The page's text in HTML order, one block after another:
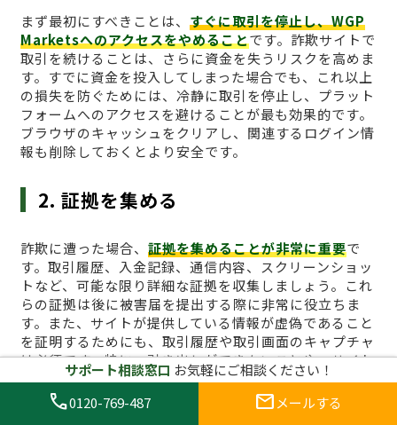
まず最初にすべきことは、 すぐに取引を停止し、WGP
Marketsへのアクセスをやめることです。詐欺サイトで
取引を続けることは、さらに資金を失うリスクを高めま
す。すでに資金を投入してしまった場合でも、これ以上
の損失を防ぐためには、冷静に取引を停止し、プラット
フォームへのアクセスを避けることが最も効果的です。
ブラウザのキャッシュをクリアし、関連するログイン情
報も削除しておくとより安全です。
2. 証拠を集める
詐欺に遭った場合、 証拠を集めることが非常に重要で
す。取引履歴、入金記録、通信内容、スクリーンショッ
トなど、可能な限り詳細な証拠を収集しましょう。これ
らの証拠は後に被害届を提出する際に非常に役立ちま
す。また、サイトが提供している情報が虚偽であること
を証明するためにも、取引履歴や取引画面のキャプチャ
は必須です。特に、引き出しができないことや、サイト
からの不正な要求があった場合、その証拠は重要な役割
を果たします。
サポート相談窓口 お気軽にご相談ください！
call0120-769-487 mail メールする